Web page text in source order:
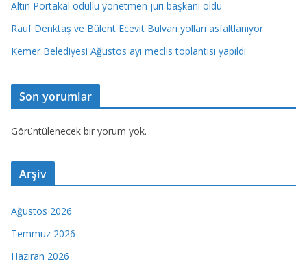
Altın Portakal ödüllü yönetmen jüri başkanı oldu
Rauf Denktaş ve Bülent Ecevit Bulvarı yolları asfaltlanıyor
Kemer Belediyesi Ağustos ayı meclis toplantısı yapıldı
Son yorumlar
Görüntülenecek bir yorum yok.
Arşiv
Ağustos 2026
Temmuz 2026
Haziran 2026